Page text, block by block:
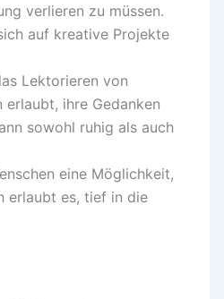
verlieren zu müssen.
auf kreative Projekte
Lektorieren von
ihre Gedanken
sowohl ruhig als auch
eine Möglichkeit,
erlaubt es, tief in die